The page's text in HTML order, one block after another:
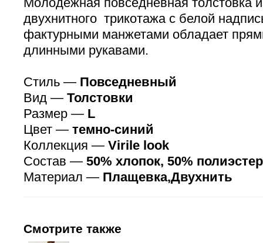
двухнитного трикотажа с белой
фактурными манжетами обладает
длинными рукавами.
Стиль — Повседневный
Вид — Толстовки
Размер — L
Цвет — темно-синий
Коллекция — Virile look
Состав — 50% хлопок, 50% полиэстер
Материал — Плащевка,Двухнить
Смотрите также